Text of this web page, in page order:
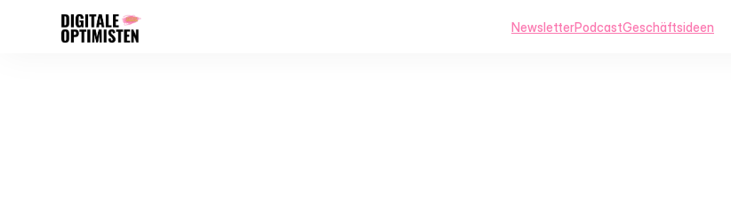
NewsletterPodcastGeschäftsideen